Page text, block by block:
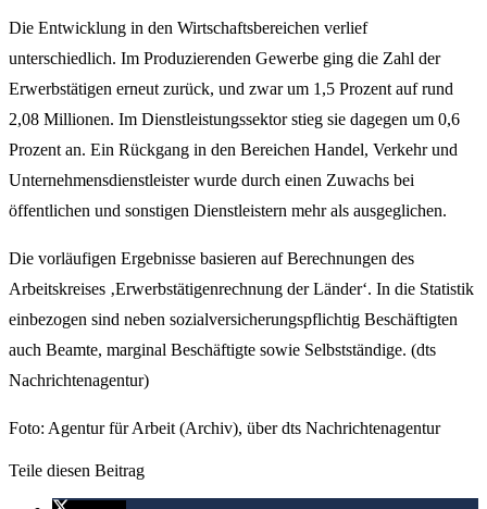
Die Entwicklung in den Wirtschaftsbereichen verlief
unterschiedlich. Im Produzierenden Gewerbe ging die Zahl der
Erwerbstätigen erneut zurück, und zwar um 1,5 Prozent auf rund
2,08 Millionen. Im Dienstleistungssektor stieg sie dagegen um 0,6
Prozent an. Ein Rückgang in den Bereichen Handel, Verkehr und
Unternehmensdienstleister wurde durch einen Zuwachs bei
öffentlichen und sonstigen Dienstleistern mehr als ausgeglichen.
Die vorläufigen Ergebnisse basieren auf Berechnungen des
Arbeitskreises ‚Erwerbstätigenrechnung der Länder‘. In die Statistik
einbezogen sind neben sozialversicherungspflichtig Beschäftigten
auch Beamte, marginal Beschäftigte sowie Selbstständige. (dts
Nachrichtenagentur)
Foto: Agentur für Arbeit (Archiv), über dts Nachrichtenagentur
Teile diesen Beitrag